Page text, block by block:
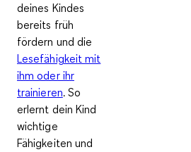
deines Kindes
bereits früh
fördern und die
Lesefähigkeit mit
ihm oder ihr
trainieren. So
erlernt dein Kind
wichtige
Fähigkeiten und